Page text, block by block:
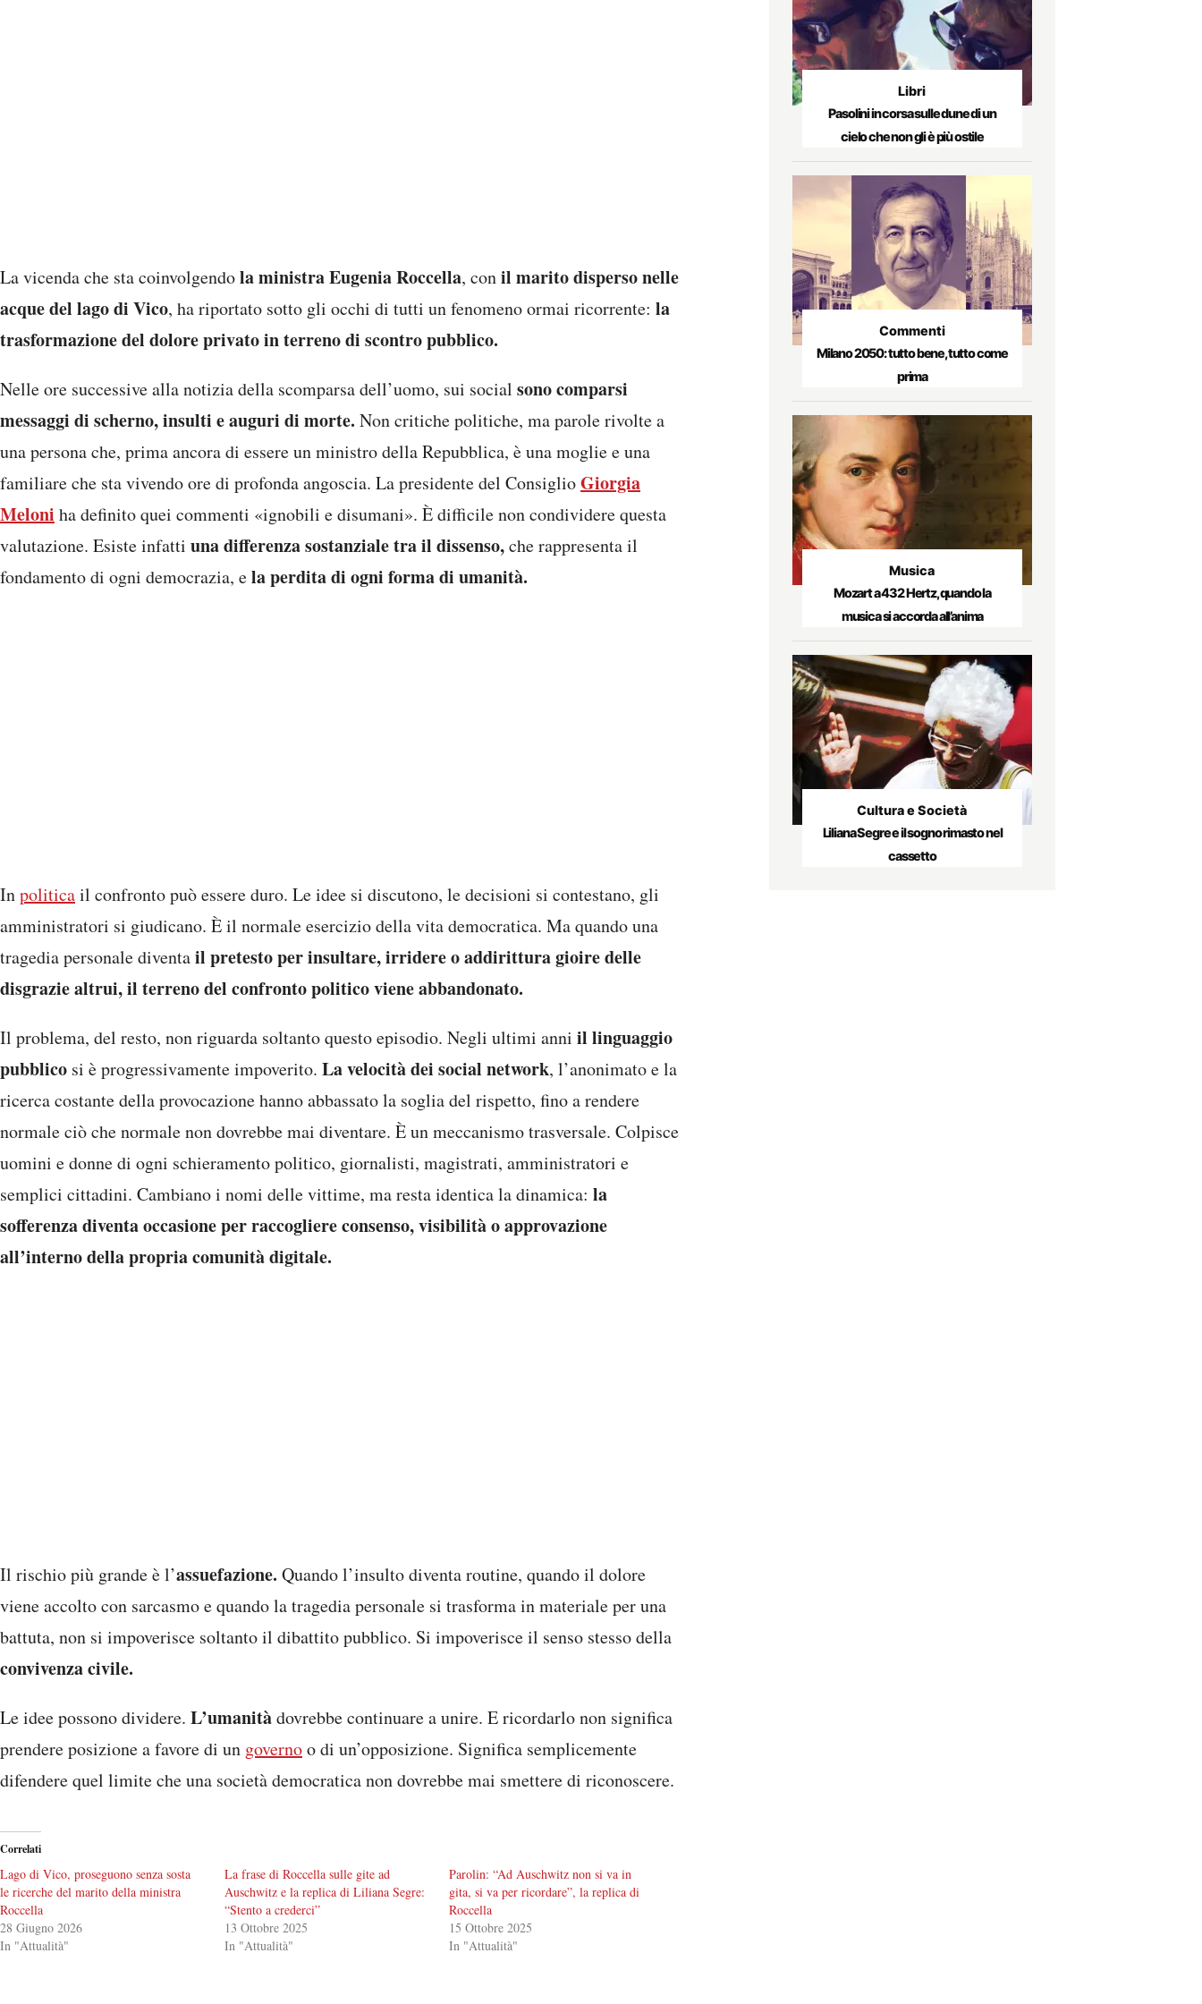
La vicenda che sta coinvolgendola ministra Eugenia Roccella, conil marito disperso nelle
acque del lago di Vico, ha riportato sotto gli occhi di tutti un fenomeno ormai ricorrente: la
trasformazione del dolore privato in terreno di scontro pubblico.
Nelle ore successive alla notizia della scomparsa dell’uomo, sui social sono comparsi
messaggi di scherno, insulti e auguri di morte. Non critiche politiche, ma parole rivolte a
una persona che, prima ancora di essere un ministro della Repubblica, è una moglie e una
familiare che sta vivendo ore di profonda angoscia. La presidente del ConsiglioGiorgia
Meloni ha definito quei commenti «ignobili e disumani». È difficile non condividere questa
valutazione. Esiste infatti una differenza sostanziale tra il dissenso,che rappresenta il
fondamento di ogni democrazia, ela perdita di ogni forma di umanità.
Inpoliticail confronto può essere duro. Le idee si discutono, le decisioni si contestano, gli
amministratori si giudicano. È il normale esercizio della vita democratica. Ma quando una
tragedia personale diventail pretesto per insultare, irridere o addirittura gioire delle
disgrazie altrui, il terreno del confronto politico viene abbandonato.
Il problema, del resto, non riguarda soltanto questo episodio. Negli ultimi anni il linguaggio
pubblico si è progressivamente impoverito. La velocità dei social network, l’anonimato e la
ricerca costante della provocazione hanno abbassato la soglia del rispetto, fino a rendere
normale ciò che normale non dovrebbe mai diventare. È un meccanismo trasversale. Colpisce
uomini e donne di ogni schieramento politico, giornalisti, magistrati, amministratori e
semplici cittadini. Cambiano i nomi delle vittime, ma resta identica la dinamica: la
sofferenza diventa occasione per raccogliere consenso, visibilità o approvazione
all’interno della propria comunità digitale.
Il rischio più grande è l’assuefazione. Quando l’insulto diventa routine, quando il dolore
viene accolto con sarcasmo e quando la tragedia personale si trasforma in materiale per una
battuta, non si impoverisce soltanto il dibattito pubblico. Si impoverisce il senso stesso della
convivenza civile.
Le idee possono dividere. L’umanitàdovrebbe continuare a unire. E ricordarlo non significa
prendere posizione a favore di un governoo di un’opposizione. Significa semplicemente
difendere quel limite che una società democratica non dovrebbe mai smettere di riconoscere.
Correlati
Lago di Vico, proseguono senza sosta
le ricerche del marito della ministra
Roccella
28 Giugno 2026
In "Attualità"
La frase di Roccella sulle gite ad
Auschwitz e la replica di Liliana Segre:
“Stento a crederci”
13 Ottobre 2025
In "Attualità"
Parolin: “Ad Auschwitz non si va in
gita, si va per ricordare”, la replica di
Roccella
15 Ottobre 2025
In "Attualità"
Libri
Pasolini in corsa sulle dune di un
cielo che non gli è più ostile
Commenti
Milano 2050: tutto bene, tutto come
prima
Musica
Mozart a 432 Hertz, quando la
musica si accorda all’anima
Cultura e Società
Liliana Segre e il sogno rimasto nel
cassetto